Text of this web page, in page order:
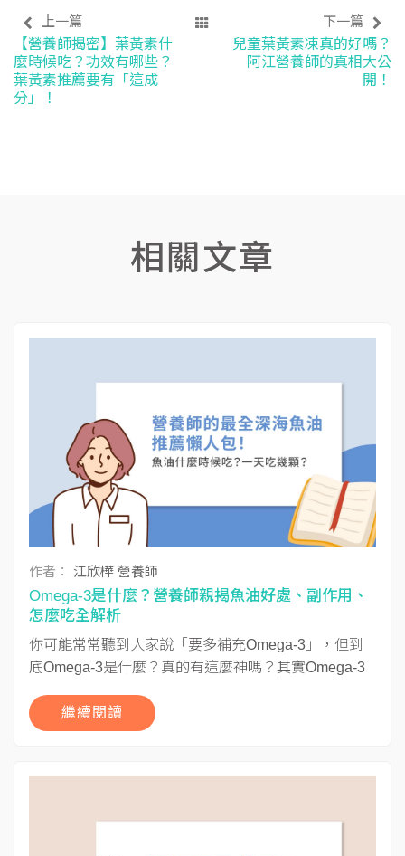
上一篇
【營養師揭密】葉黃素什
麼時候吃？功效有哪些？
葉黃素推薦要有「這成
分」！
下一篇
兒童葉黃素凍真的好嗎？
阿江營養師的真相大公
開！
相關文章
作者： 江欣樺 營養師
Omega-3是什麼？營養師親揭魚油好處、副作用、
怎麼吃全解析
你可能常常聽到人家說「要多補充Omega-3」，但到
底Omega-3是什麼？真的有這麼神嗎？其實Omega-3
繼續閱讀